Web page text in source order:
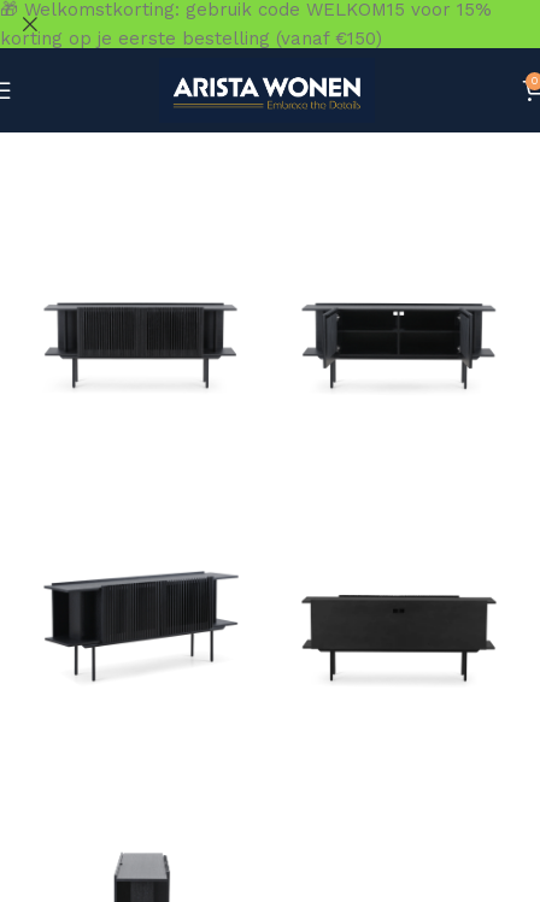
0
🎁 Welkomstkorting: gebruik code WELKOM15 voor 15%
korting op je eerste bestelling (vanaf €150)